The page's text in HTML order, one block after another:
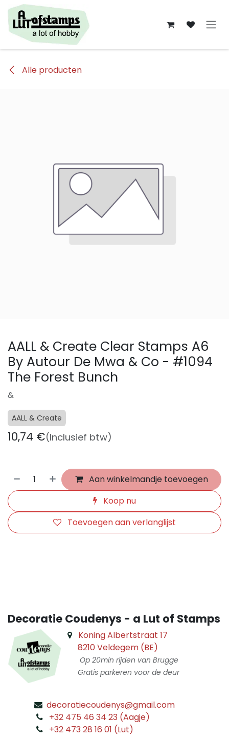
Overslaan naar inhoud
Alle producten
AALL & Create Clear Stamps A6
By Autour De Mwa & Co - #1094
The Forest Bunch
&
AALL & Create
10,74 €(Inclusief btw)
Aan winkelmandje toevoegen
Koop nu
Toevoegen aan verlanglijst
Decoratie Coudenys - a Lut of Stamps
Koning Albertstraat 17
8210 Veldegem (BE)
Op 20min rijden van Brugge
Gratis parkeren voor de deur
decoratiecoudenys@gmail.com
+32 475 46 34 23 (Aagje)
+32 473 28 16 01 (Lut)